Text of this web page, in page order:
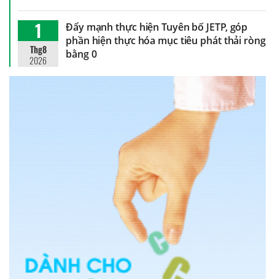
1
Thg8
2026
Đẩy mạnh thực hiện Tuyên bố JETP, góp
phần hiện thực hóa mục tiêu phát thải ròng
bằng 0